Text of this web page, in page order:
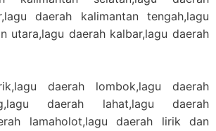
daerah kalimantan tengah,lagu
utara,lagu daerah kalbar,lagu daerah
daerah lombok,lagu daerah
daerah lahat,lagu daerah
lamaholot,lagu daerah lirik dan